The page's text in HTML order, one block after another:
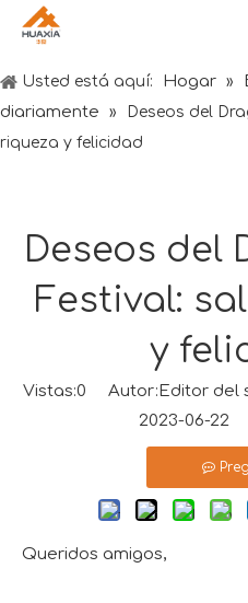
Usted está aquí: Hogar »
diariamente
»
Deseos del
riqueza y felicidad
Deseos del
Festival:
y
Vistas:0 Autor:Editor del
2023-06-22
Queridos amigos,